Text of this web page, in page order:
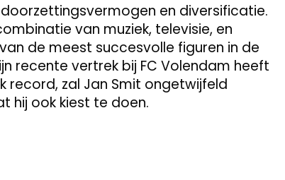
en diversificatie.
van muziek, televisie, en
de meest succesvolle figuren in de
recente vertrek bij FC Volendam heeft
record, zal Jan Smit ongetwijfeld
hij ook kiest te doen.